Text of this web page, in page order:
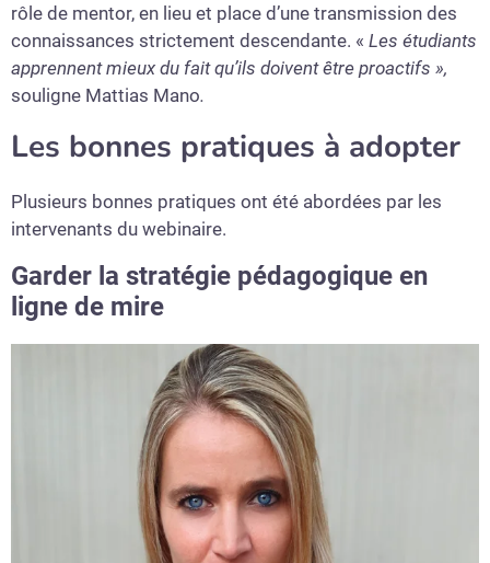
rôle de mentor, en lieu et place d’une transmission des
connaissances strictement descendante. « Les étudiants
apprennent mieux du fait qu’ils doivent être proactifs »,
souligne Mattias Mano.
Les bonnes pratiques à adopter
Plusieurs bonnes pratiques ont été abordées par les
intervenants du webinaire.
Garder la stratégie pédagogique en
ligne de mire